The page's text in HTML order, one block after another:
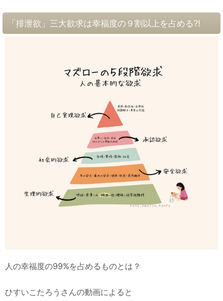
「排泄欲」三大欲求は幸福度の９割以上を占める⁈
人の幸福度の99%を占めるものとは？
ひすいこたろうさんの動画によると